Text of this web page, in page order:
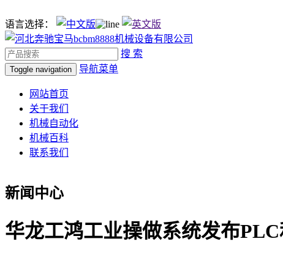
语言选择：
搜 索
Toggle navigation 导航菜单
网站首页
关于我们
机械自动化
机械百科
联系我们
新闻中心
华龙工鸿工业操做系统发布